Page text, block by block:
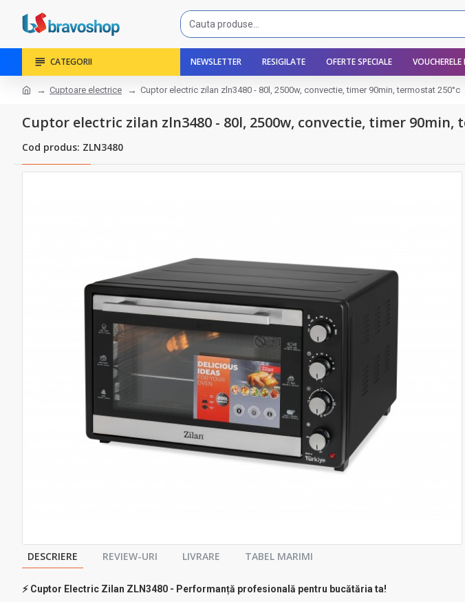
CATEGORII NEWSLETTER RESIGILATE OFERTE SPECIALE
Cuptoare electrice Cuptor electric zilan zln3480 - 80l, 2500w, convectie, timer 90min, termostat 250°c
Cuptor electric zilan zln3480 - 80l, 2500w, convectie, timer 90min,
Cod produs: ZLN3480
DESCRIERE REVIEW-URI LIVRARE TABEL MARIMI
⚡ Cuptor Electric Zilan ZLN3480 - Performanță profesională pentru bucătăria ta!